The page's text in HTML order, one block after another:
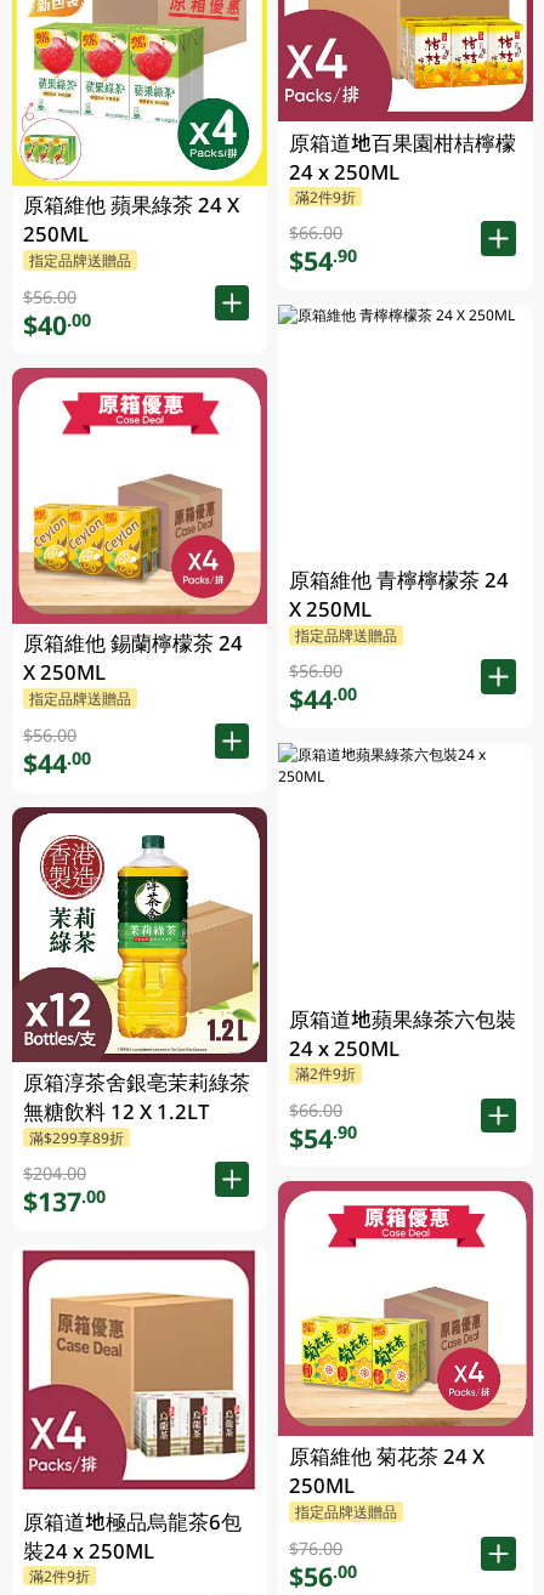
原箱維他 蘋果綠茶 24 X
250ML
指定品牌送贈品
$56.00
$40.00
原箱維他 錫蘭檸檬茶 24
X 250ML
指定品牌送贈品
$56.00
$44.00
原箱淳茶舍銀亳茉莉綠茶
無糖飲料 12 X 1.2LT
滿$299享89折
$204.00
$137.00
原箱道地極品烏龍茶6包
裝24 x 250ML
滿2件9折
原箱道地百果園柑桔檸檬
24 x 250ML
滿2件9折
$66.00
$54.90
原箱維他 青檸檸檬茶 24
X 250ML
指定品牌送贈品
$56.00
$44.00
原箱道地蘋果綠茶六包裝
24 x 250ML
滿2件9折
$66.00
$54.90
原箱維他 菊花茶 24 X
250ML
指定品牌送贈品
$76.00
$56.00